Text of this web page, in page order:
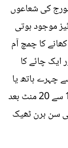
کی شعاعوں
موجود ہوتی
کا چمچ آم
اور ایک چائے کا
چہرے ہاتھ یا
پاؤں جہاں کی رنگت خراب ہو لگائیں اور 15 سے 20 منٹ بعد
سن برن ٹھیک